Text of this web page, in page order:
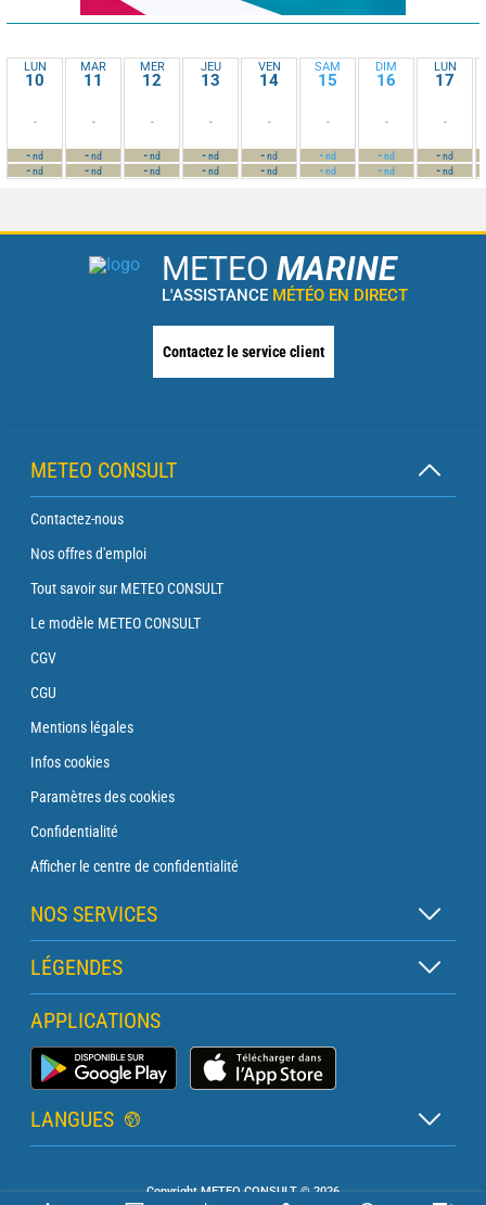
LUN
10
-
-nd
-nd
MAR
11
-
-nd
-nd
MER
12
-
-nd
-nd
JEU
13
-
-nd
-nd
VEN
14
-
-nd
-nd
SAM
15
-
-nd
-nd
DIM
16
-
-nd
-nd
LUN
17
-
-nd
-nd
METEO MARINE
L'ASSISTANCE MÉTÉO EN DIRECT
Contactez le service client
METEO CONSULT
Contactez-nous
Nos offres d'emploi
Tout savoir sur METEO CONSULT
Le modèle METEO CONSULT
CGV
CGU
Mentions légales
Infos cookies
Paramètres des cookies
Confidentialité
Afficher le centre de confidentialité
NOS SERVICES
Abonnement Zen
Abonnement Balise
Abonnement Traversée
Abonnement Phare
LÉGENDES
Légende des cartes
Légende des pictogrammes
Glossaire
APPLICATIONS
Application Météo Marine
LANGUES
Copyright METEO CONSULT © 2026